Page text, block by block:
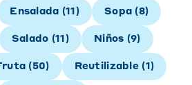
Ensalada (11 ) Sopa (8)
Salado (11 ) Niños (9)
(50) Reutilizable (1 )